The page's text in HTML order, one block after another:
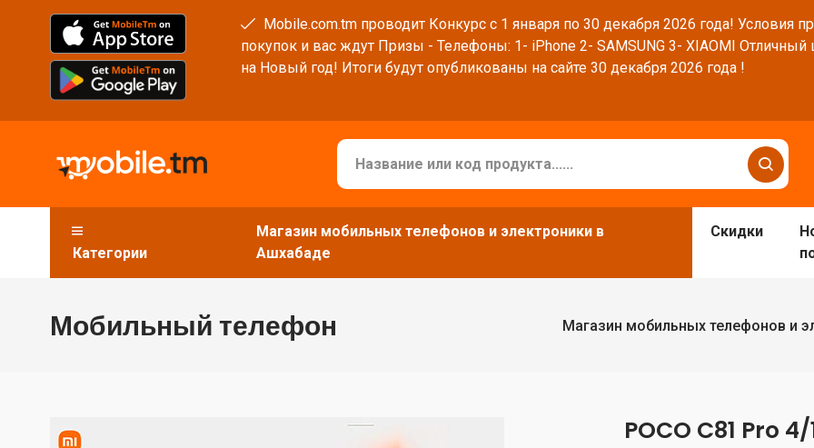
Mobile.com.tm проводит Конкурс с 1 января по 30 декабря 2026 года! Условия
покупок и вас ждут Призы - Телефоны: 1- iPhone 2- SAMSUNG 3- XIAOMI
на Новый год! Итоги будут опубликованы на сайте 30 декабря 2026 года !
Категории
Магазин мобильных телефонов и электроники в
Ашхабаде
Скидки
Мобильный телефон Магазин мобильных телефонов и
POCO C81 Pro 4/